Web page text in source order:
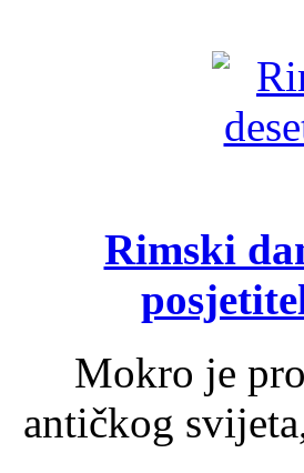
Rimski
Mokro je
antičkog